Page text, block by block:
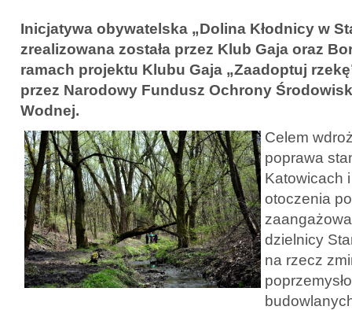
Inicjatywa obywatelska „Dolina Kłodnicy w
zrealizowana została przez Klub Gaja oraz
ramach projektu Klubu Gaja „Zaadoptuj
przez Narodowy Fundusz Ochrony
Wodnej.
Celem
poprawa
Katowicach
otoczenia
dzielnicy
na rzecz